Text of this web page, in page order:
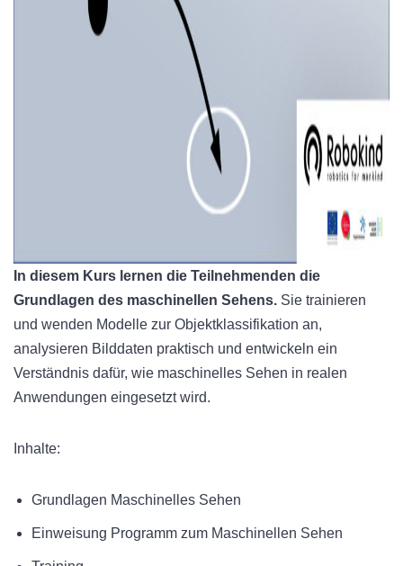
In diesem Kurs lernen die Teilnehmenden die
Grundlagen des maschinellen Sehens. Sie trainieren
und wenden Modelle zur Objektklassifikation an,
analysieren Bilddaten praktisch und entwickeln ein
Verständnis dafür, wie maschinelles Sehen in realen
Anwendungen eingesetzt wird.
Inhalte:
Grundlagen Maschinelles Sehen
Einweisung Programm zum Maschinellen Sehen